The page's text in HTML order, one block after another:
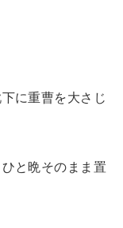
に重曹を大さじ
と晩そのまま置